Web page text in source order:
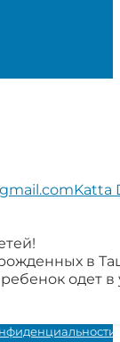
Katta
в
одет